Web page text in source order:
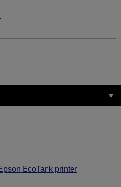
EcoTank printer